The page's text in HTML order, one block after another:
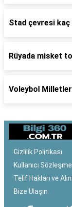
Stad çevresi kaç
Rüyada misket
Voleybol
Gizlilik Politikası
Kullanıcı
Telif Hakları ve
Bize Ulaşın